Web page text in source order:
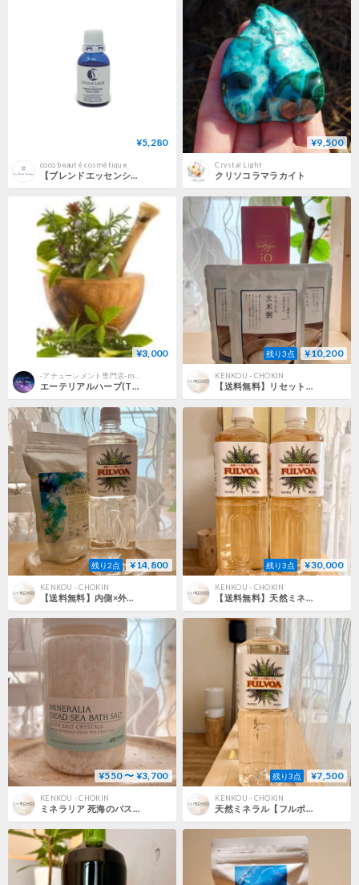
¥5,280
coco beauté cosmétique
【ブレンドエッセンシャルオイル】シナジーEN
¥9,500
Crystal Light
クリソコラマラカイト
¥3,000
-アチューンメント専門店-milky way
エーテリアルハーブ(The Ethereal Herbs)｜遠隔アチューンメント
残り3点 ¥10,200
KENKOU - CHOKIN
【送料無料】リセット！ファスティングセット|1日から始める腸内ケア
残り2点 ¥14,800
KENKOU - CHOKIN
【送料無料】内側×外側 デトックスセット|巡りを整える習慣
残り3点 ¥30,000
KENKOU - CHOKIN
【送料無料】天然ミネラル【フルボ酸】4本セット|健康習慣
¥550 〜 ¥3,700
KENKOU - CHOKIN
ミネラリア 死海のバスソルト 1000g
残り3点 ¥7,500
KENKOU - CHOKIN
天然ミネラル【フルボ酸】国産1000ml（1本）